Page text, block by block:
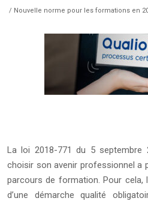
/ Nouvelle norme pour les formations en
La loi 2018-771 du 5 septembre
choisir son avenir professionnel a
parcours de formation. Pour cela,
d’une démarche qualité